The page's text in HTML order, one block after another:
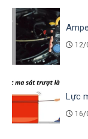
12/
Lực
16/